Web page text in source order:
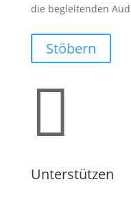
die begleitenden
Stöbern

Unterstützen